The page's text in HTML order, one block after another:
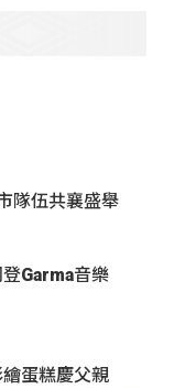
隊伍共襄盛舉
Garma音樂
蛋糕慶父親